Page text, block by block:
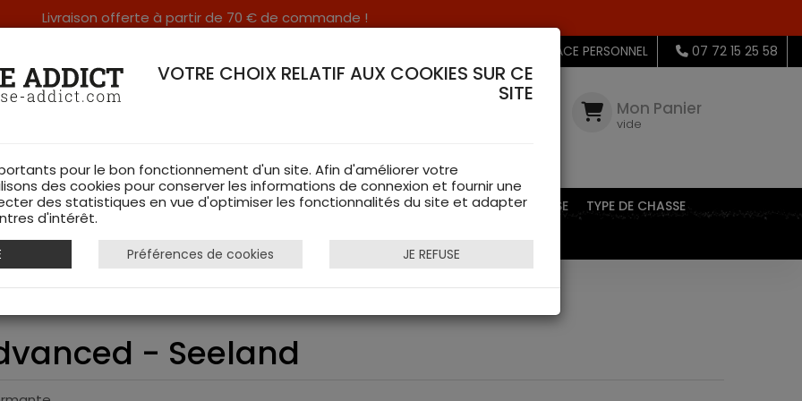
Livraison offerte à partir de 70 € de commande !
DANS LES VOSGES & SUR INTERNET MON ESPACE PERSONNEL 07 72 15 25 58
Mon Panier
vide
DE CHASSE RAYON FEMME CHAUSSURES ACCESSOIRES EQUIPEMENTS DE CHASSE
TYPE DE CHASSE
Woodcock advanced - Seeland
- Seeland
VOTRE CHOIX RELATIF AUX COOKIES SUR CE
SITE
pour le bon fonctionnement d'un site. Afin d'améliorer votre
des cookies pour conserver les informations de connexion et fournir une
des statistiques en vue d'optimiser les fonctionnalités du site et adapter
d'intérêt.
Préférences de cookies JE REFUSE